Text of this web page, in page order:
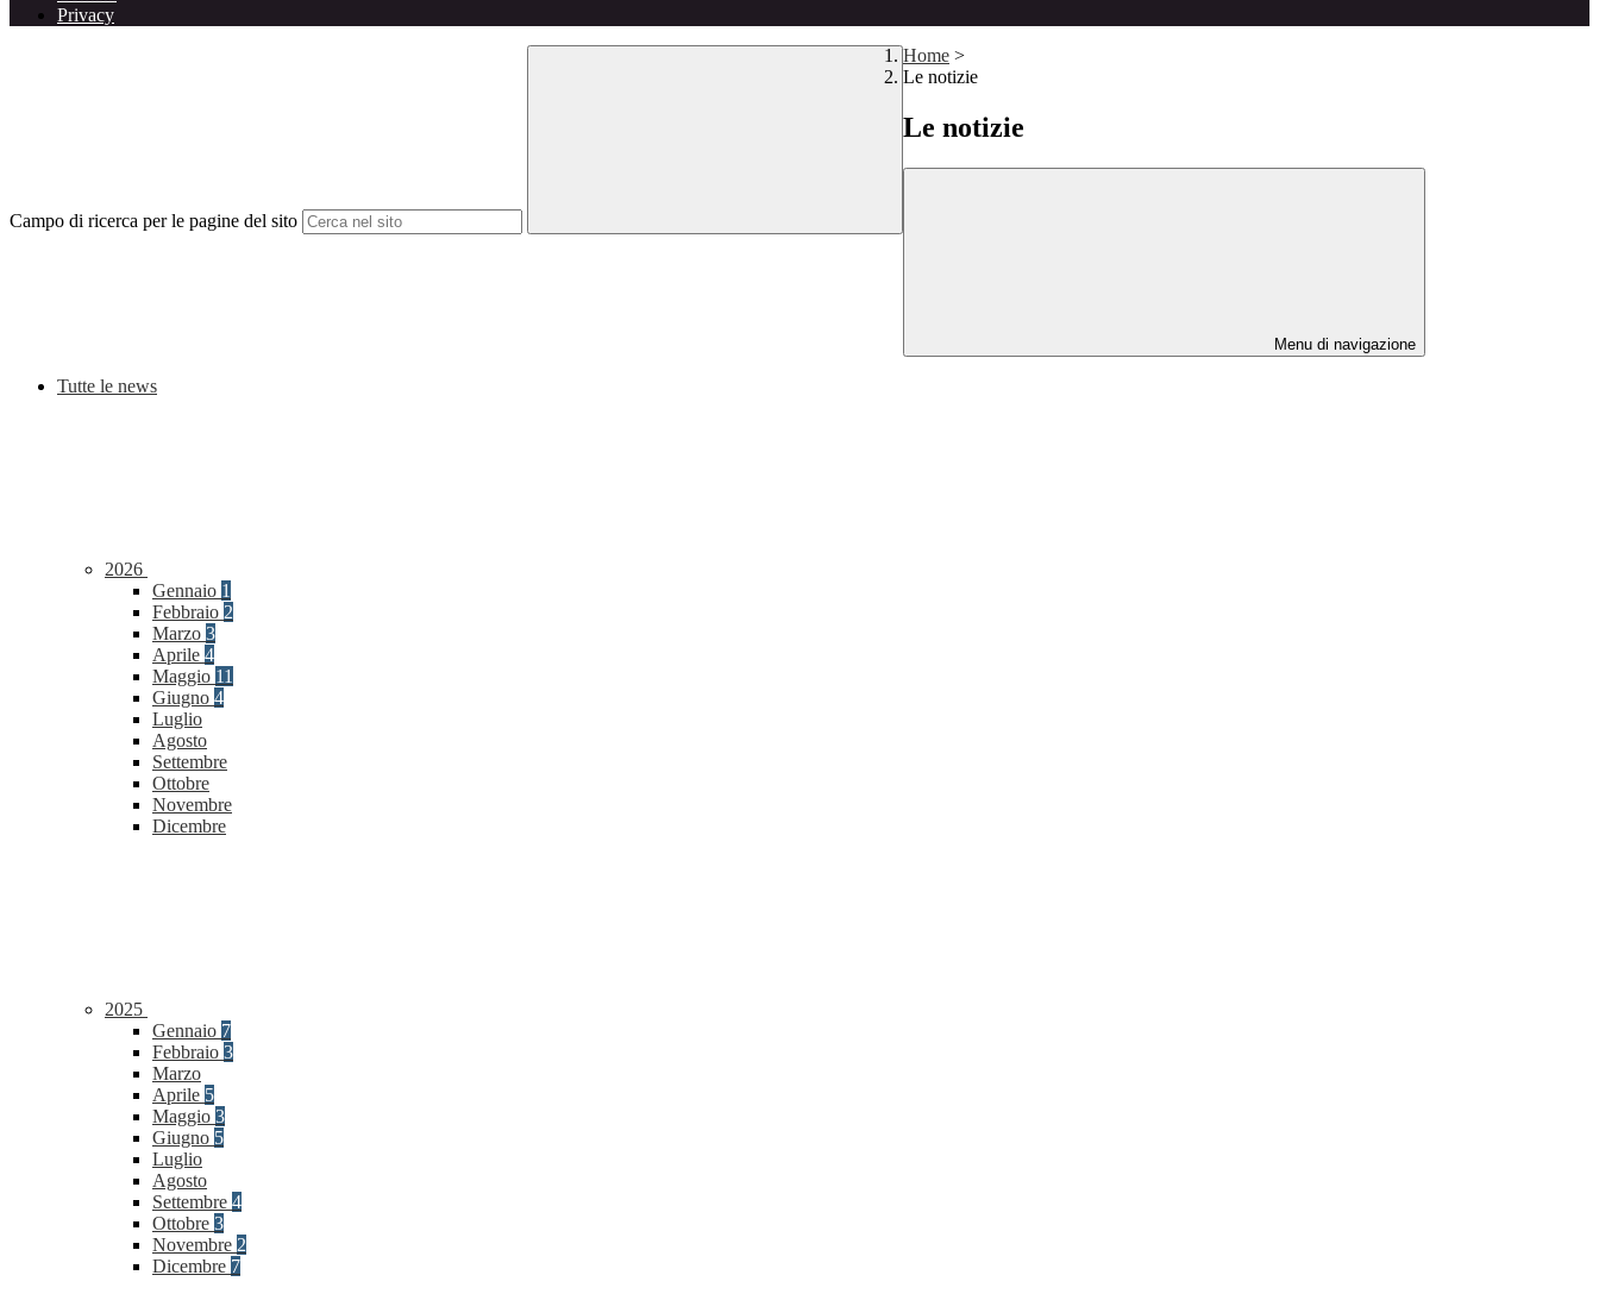
Privacy
Campo di ricerca per le pagine del sito
Home >
Le notizie
Le notizie
Menu di navigazione
Tutte le news
2026
Gennaio 1
Febbraio 2
Marzo 3
Aprile 4
Maggio 11
Giugno 4
Luglio
Agosto
Settembre
Ottobre
Novembre
Dicembre
2025
Gennaio 7
Febbraio 3
Marzo
Aprile 5
Maggio 3
Giugno 5
Luglio
Agosto
Settembre 4
Ottobre 3
Novembre 2
Dicembre 7